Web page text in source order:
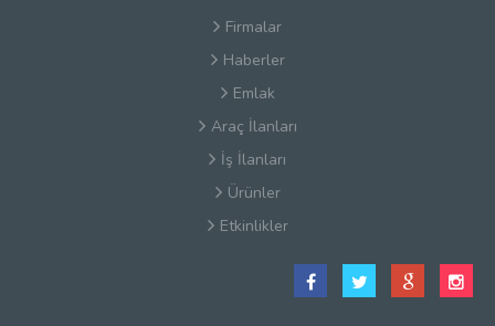
Firmalar
Haberler
Emlak
Araç İlanları
İş İlanları
Ürünler
Etkinlikler
Satış Sözleşmesi
Hakkımızda